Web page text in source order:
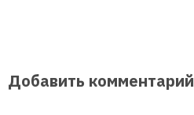
Добавить комментарий